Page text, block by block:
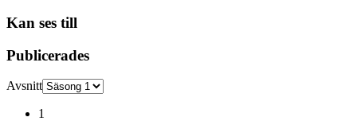
Kan ses till
Publicerades
Avsnitt
1